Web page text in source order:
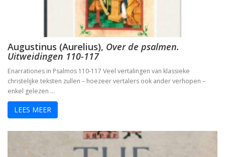
A New Science. The discovery of Religion
The Christians who became Jews. Acts of the
Heilige gezangen
Waarover men niet spreekt
The changing faces of Jesus
Augustinus (Aurelius), Over de psalmen.
Uitweidingen 110-117
Enarrationes in Psalmos 110-117 Veel vertalingen van klassieke
christelijke teksten zullen – hoezeer vertalers ook ander verhopen –
enkel gelezen …
LEES MEER